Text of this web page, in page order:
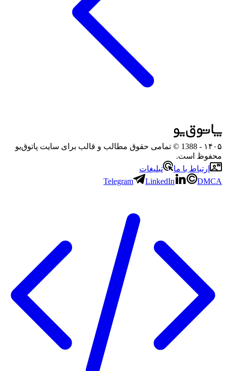
۱۴۰۵
- 1388 © تمامی حقوق مطالب و قالب برای سایت پاتوق‌یو
محفوظ است.
ارتباط با ما
تبلیغات
Telegram
LinkedIn DMCA